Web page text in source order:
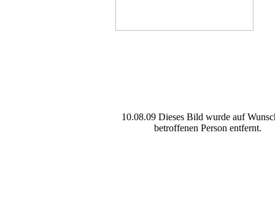
10.08.09 Dieses Bild wurde auf
betroffenen Person entfernt.